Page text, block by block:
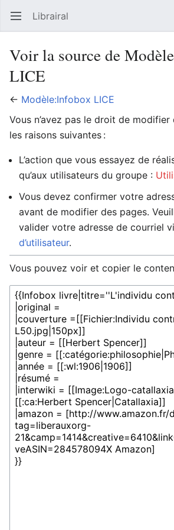
Ouvrir le menu principal Librairal
Voir la source de
LICE
← Modèle:Infobox LICE
Vous n’avez pas le droit de
les raisons suivantes :
L’action que vous essayez de
qu’aux utilisateurs du groupe :
Vous devez confirmer votre
avant de modifier des pages.
valider votre adresse de courriel
d’utilisateur.
Vous pouvez voir et copier le